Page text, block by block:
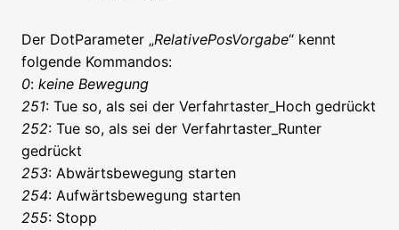
Der DotParameter „RelativePosVorgabe“ kennt
folgende Kommandos:
0: keine Bewegung
251: Tue so, als sei der Verfahrtaster_Hoch gedrückt
252: Tue so, als sei der Verfahrtaster_Runter
gedrückt
253: Abwärtsbewegung starten
254: Aufwärtsbewegung starten
255: Stopp